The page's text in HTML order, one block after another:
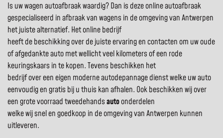
Is uw wagen autoafbraak waardig? Dan is deze online autoafbraak
gespecialiseerd in afbraak van wagens in de omgeving van Antwerpen
het juiste alternatief. Het online bedrijf
heeft de beschikking over de juiste ervaring en contacten om uw oude
of afgedankte auto met wellicht veel kilometers of een rode
keuringskaars in te kopen. Tevens beschikken het
bedrijf over een eigen moderne autodepannage dienst welke uw auto
eenvoudig en gratis bij u thuis kan afhalen. Ook beschikken wij over
een grote voorraad tweedehandsautoonderdelen
welke wij snel en goedkoop in de omgeving van Antwerpen kunnen
uitleveren.